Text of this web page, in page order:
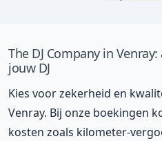
The DJ Company in
jouw DJ
Kies voor zekerheid en
Venray. Bij onze boekingen
kosten zoals kilometer-